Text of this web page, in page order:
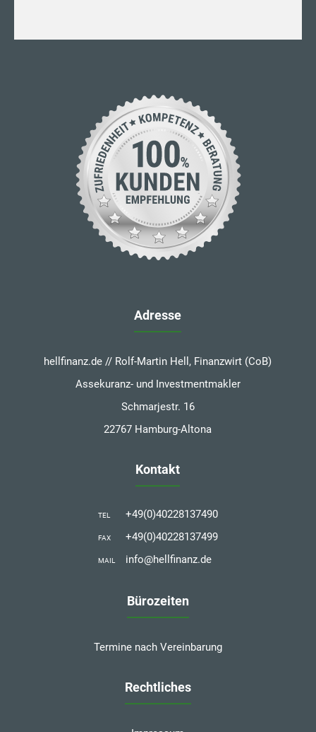
Adresse
hellfinanz.de // Rolf-Martin Hell, Finanzwirt (CoB)
Assekuranz- und Investmentmakler
Schmarjestr. 16
22767 Hamburg-Altona
Kontakt
TEL +49(0)40228137490
FAX +49(0)40228137499
MAIL info@hellfinanz.de
Bürozeiten
Termine nach Vereinbarung
Rechtliches